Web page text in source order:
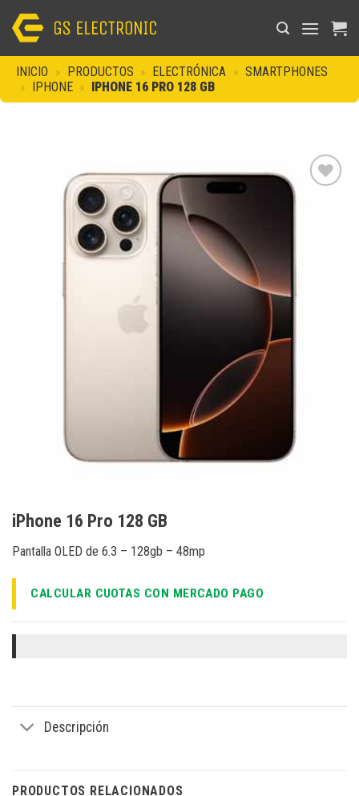
INICIO » PRODUCTOS » ELECTRÓNICA » SMARTPHONES
» IPHONE » IPHONE 16 PRO 128 GB
iPhone 16 Pro 128 GB
Pantalla OLED de 6.3 – 128gb – 48mp
CALCULAR CUOTAS CON MERCADO PAGO
Descripción
PRODUCTOS RELACIONADOS